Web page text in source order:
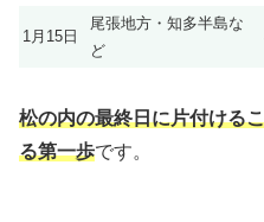
1月15日
尾張地方・知多半島な
ど
松の内の最終日に片付ける
る第一歩です。